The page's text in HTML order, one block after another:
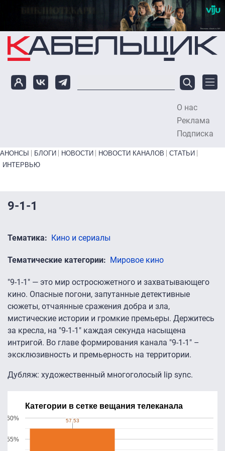
Перейти к основному содержанию
О нас
Реклама
Подписка
Primary links bottom
АНОНСЫ БЛОГИ НОВОСТИ НОВОСТИ КАНАЛОВ
СТАТЬИ
ИНТЕРВЬЮ
9-1-1
Тематика Кино и сериалы
Тематические категории Мировое кино
"9-1-1" — это мир остросюжетного и захватывающего
кино. Опасные погони, запутанные детективные
сюжеты, отчаянные сражения добра и зла,
мистические истории и громкие премьеры. Держитесь
за кресла, на "9-1-1" каждая секунда насыщена
интригой. Во главе формирования канала "9-1-1" –
эксклюзивность и премьерность на территории.
Дубляж: художественный многоголосый lip sync.
Категории в сетке вещания телеканала
55%
60% 57.53
57.53